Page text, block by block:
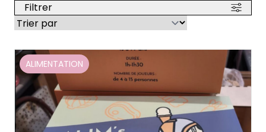
Filtrer
ALIMENTATION